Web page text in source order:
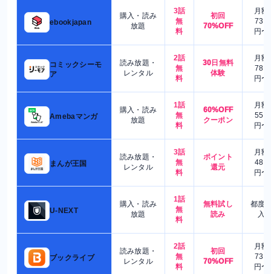
ebookjapan
購入・読み
放題
3話
無
料
初回
70%OFF
月額
730
円〜
コミックシーモ
ア
読み放題・
レンタル
2話
無
料
30日無料
体験
月額
780
円〜
Amebaマンガ
購入・読み
放題
1話
無
料
60%OFF
クーポン
月額
550
円〜
まんが王国
読み放題・
レンタル
3話
無
料
ポイント
還元
月額
480
円〜
U-NEXT
購入・読み
放題
1話
無
料
無料試し
読み
都度
入
ブックライブ
読み放題・
レンタル
2話
無
料
初回
70%OFF
月額
730
円〜